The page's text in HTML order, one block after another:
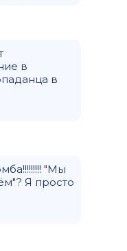
в
в
"Мы
Я просто